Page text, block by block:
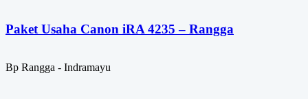
Paket Usaha Canon iRA 4235 – Rangga
Bp Rangga - Indramayu